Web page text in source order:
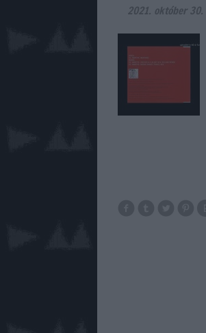
2021. október 30.